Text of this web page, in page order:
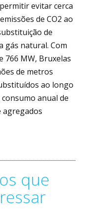
evitar cerca
de CO2 ao
de
gás natural. Com
766 MW, Bruxelas
de metros
ao longo
anual de
agregados
que